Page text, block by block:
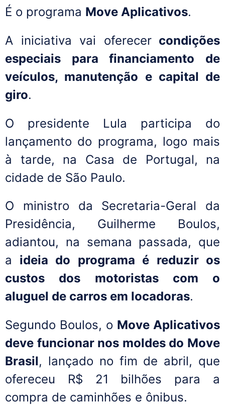
É o programa Move Aplicativos.
A iniciativa vai oferecercondições
especiais para financiamento de
veículos, manutenção e capital de
giro.
O presidente Lula participa do
lançamento do programa, logo mais
à tarde, na Casa de Portugal, na
cidade de São Paulo.
O ministro da Secretaria-Geral da
Presidência, Guilherme Boulos,
adiantou, na semana passada, que
a ideia do programa é reduzir os
custos dos motoristas com o
aluguel de carros em locadoras.
Segundo Boulos, o Move Aplicativos
deve funcionar nos moldes do Move
Brasil, lançado no fim de abril, que
ofereceu R$ 21 bilhões para a
compra de caminhões e ônibus.